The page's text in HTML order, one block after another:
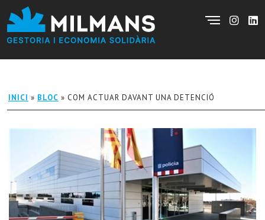
INICI » BLOC » COM ACTUAR DAVANT UNA DETENCIÓ